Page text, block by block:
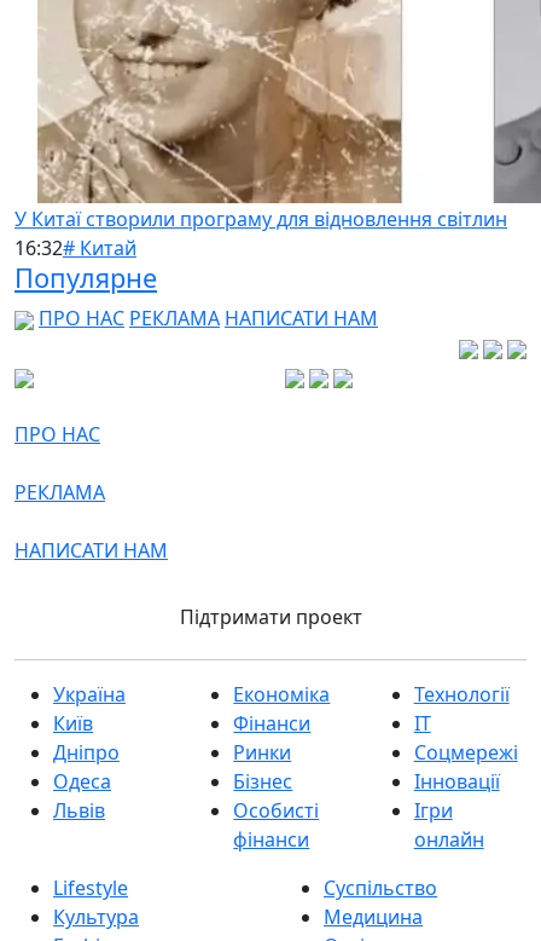
У Китаї створили програму для відновлення світлин
16:32# Китай
Популярне
ПРО НАС РЕКЛАМА НАПИСАТИ НАМ
ПРО НАС
РЕКЛАМА
НАПИСАТИ НАМ
Підтримати проект
Україна
Київ
Дніпро
Одеса
Львів
Економіка
Фінанси
Ринки
Бізнес
Особисті
фінанси
Технології
IT
Соцмережі
Інновації
Ігри
онлайн
Lifestyle
Культура
Суспільство
Медицина